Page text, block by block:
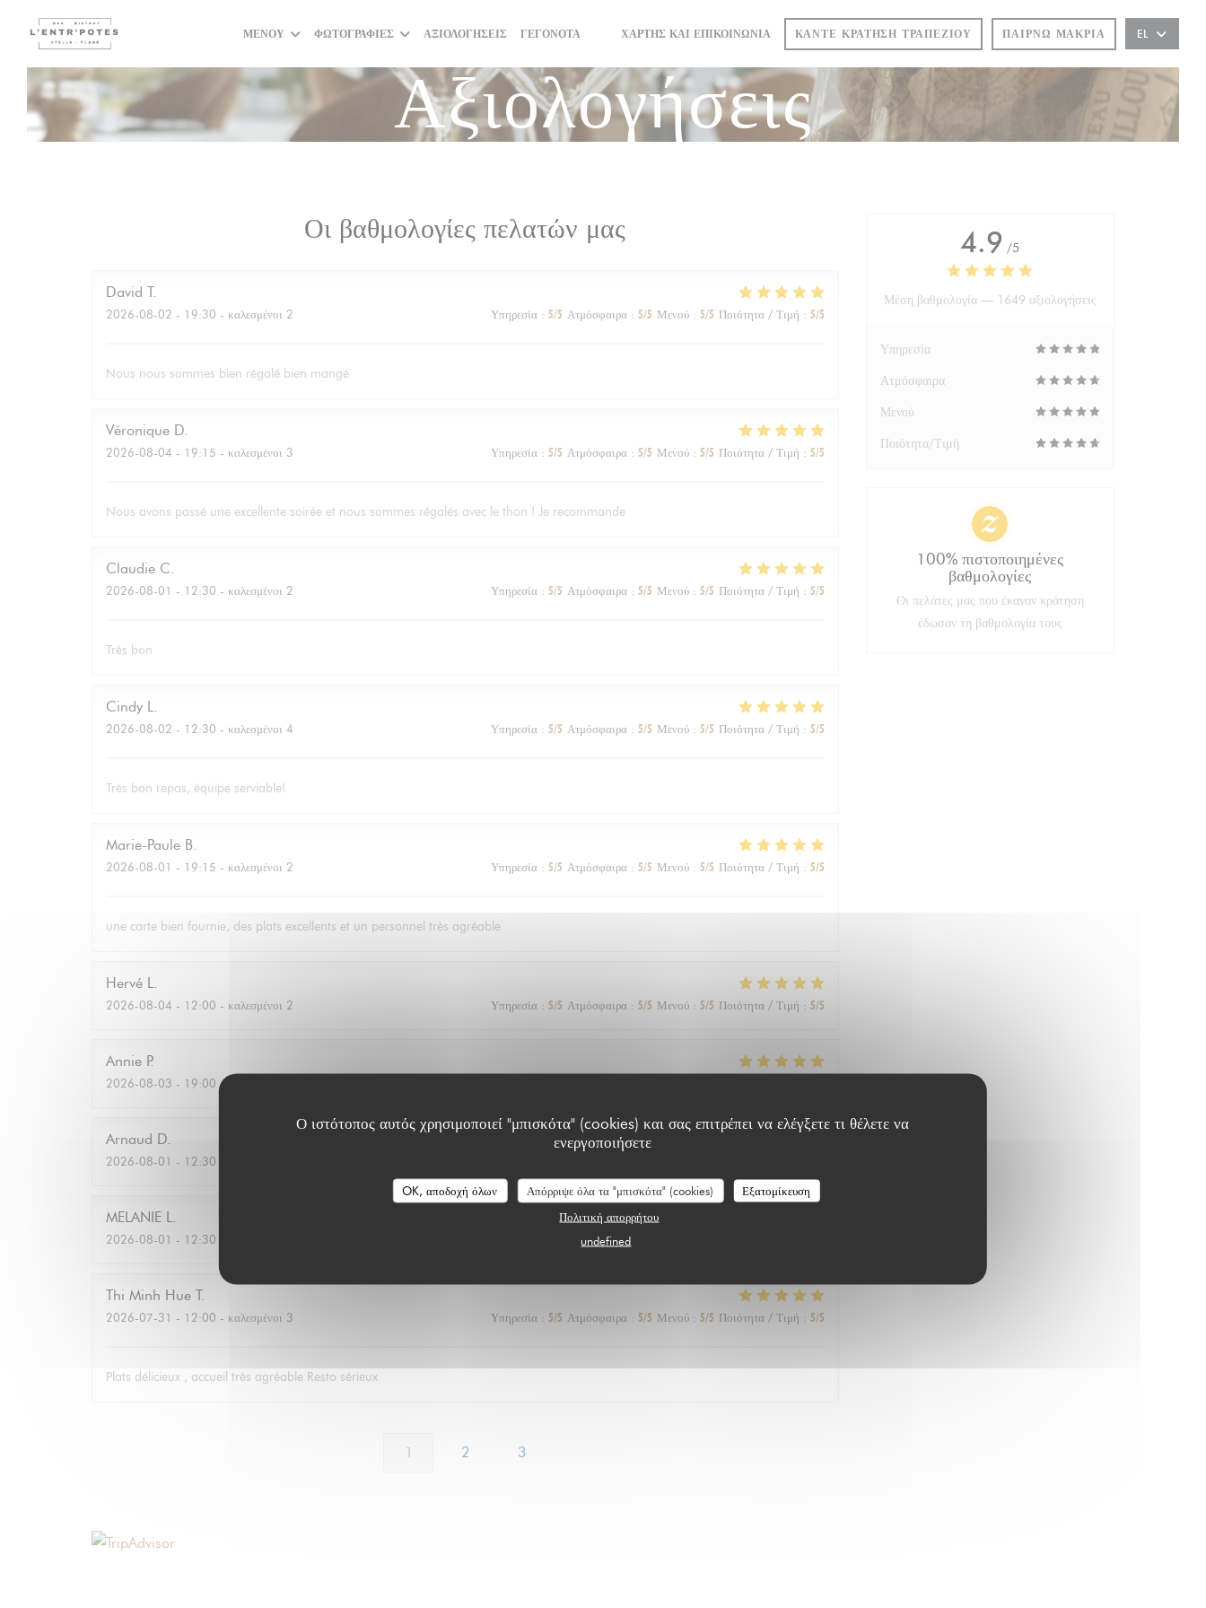
Ο ιστότοπος αυτός χρησιμοποιεί "μπισκότα" (cookies) και σας επιτρέπει να ελέγξετε τι θέλετε να
ενεργοποιήσετε
OK, αποδοχή όλων Απόρριψε όλα τα "μπισκότα" (cookies)
Εξατομίκευση
Πολιτική απορρήτου
undefined
ΜΕΝΟΎ ΦΩΤΟΓΡΑΦΊΕΣ ΑΞΙΟΛΟΓΉΣΕΙΣ ΓΕΓΟΝΌΤΑ
((ΑΝΟΊΓΕΙ ΣΕ ΝΈΟ ΠΑΡΆΘΥΡΟ))
((ΑΝΟΊΓΕΙ ΣΕ ΝΈΟ ΠΑΡΆΘΥΡΟ))
ΧΆΡΤΗΣ ΚΑΙ ΕΠΙΚΟΙΝΩΝΊΑ ΚΆΝΤΕ ΚΡΆΤΗΣΗ ΤΡΑΠΕΖΙΟΎ ΠΑΊΡΝΩ ΜΑΚΡΙΆ EL
Αξιολογήσεις
Οι βαθμολογίες πελατών μας
David T
2026-08-02 - 19:30 - καλεσμένοι 2 Υπηρεσία: 5/5 Ατμόσφαιρα: 5/5 Μενού: 5/5 Ποιότητα / Τιμή : 5/5
Nous nous sommes bien régalé bien mangé
Véronique D
2026-08-04 - 19:15 - καλεσμένοι 3 Υπηρεσία: 5/5 Ατμόσφαιρα: 5/5 Μενού: 5/5 Ποιότητα / Τιμή : 5/5
Nous avons passé une excellente soirée et nous sommes régalés avec le thon ! Je recommande
Claudie C
2026-08-01 - 12:30 - καλεσμένοι 2 Υπηρεσία: 5/5 Ατμόσφαιρα: 5/5 Μενού: 5/5 Ποιότητα / Τιμή : 5/5
Très bon
Cindy L
2026-08-02 - 12:30 - καλεσμένοι 4 Υπηρεσία: 5/5 Ατμόσφαιρα: 5/5 Μενού: 5/5 Ποιότητα / Τιμή : 5/5
Très bon repas, équipe serviable!
Marie-Paule B
2026-08-01 - 19:15 - καλεσμένοι 2 Υπηρεσία: 5/5 Ατμόσφαιρα: 5/5 Μενού: 5/5 Ποιότητα / Τιμή : 5/5
une carte bien fournie, des plats excellents et un personnel très agréable
Hervé L
2026-08-04 - 12:00 - καλεσμένοι 2 Υπηρεσία: 5/5 Ατμόσφαιρα: 5/5 Μενού: 5/5 Ποιότητα / Τιμή : 5/5
Annie P
2026-08-03 - 19:00 - καλεσμένοι 2
Arnaud D
2026-08-01 - 12:30 - καλεσμένοι 2
MELANIE L
2026-08-01 - 12:30 - καλεσμένοι 3 Ατμόσφαιρα:
Thi Minh Hue T
2026-07-31 - 12:00 - καλεσμένοι 3 Υπηρεσία : 5/5 Ατμόσφαιρα: 5/5 Μενού: 5/5 Ποιότητα / Τιμή : 5/5
Plats délicieux , accueil très agréable Resto sérieux
1 2 3
4.9 /5
Μέση βαθμολογία — 1649 αξιολογήσεις
Υπηρεσία
Ατμόσφαιρα
Μενού
Ποιότητα/Τιμή
100% πιστοποιημένες
βαθμολογίες
Οι πελάτες μας που έκαναν κράτηση
έδωσαν τη βαθμολογία τους